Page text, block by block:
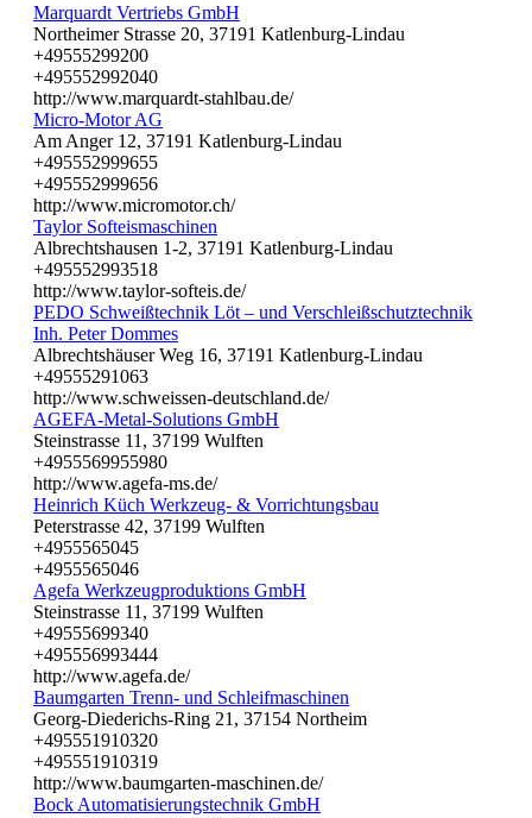
Marquardt Vertriebs GmbH
Northeimer Strasse 20, 37191 Katlenburg-Lindau
+49555299200
+495552992040
http://www.marquardt-stahlbau.de/
Micro-Motor AG
Am Anger 12, 37191 Katlenburg-Lindau
+495552999655
+495552999656
http://www.micromotor.ch/
Taylor Softeismaschinen
Albrechtshausen 1-2, 37191 Katlenburg-Lindau
+495552993518
http://www.taylor-softeis.de/
PEDO Schweißtechnik Löt – und Verschleißschutztechnik
Inh. Peter Dommes
Albrechtshäuser Weg 16, 37191 Katlenburg-Lindau
+49555291063
http://www.schweissen-deutschland.de/
AGEFA-Metal-Solutions GmbH
Steinstrasse 11, 37199 Wulften
+4955569955980
http://www.agefa-ms.de/
Heinrich Küch Werkzeug- & Vorrichtungsbau
Peterstrasse 42, 37199 Wulften
+4955565045
+4955565046
Agefa Werkzeugproduktions GmbH
Steinstrasse 11, 37199 Wulften
+49555699340
+495556993444
http://www.agefa.de/
Baumgarten Trenn- und Schleifmaschinen
Georg-Diederichs-Ring 21, 37154 Northeim
+495551910320
+495551910319
http://www.baumgarten-maschinen.de/
Bock Automatisierungstechnik GmbH